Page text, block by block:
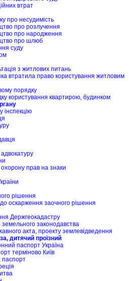
втрат
про несудимість
про розлучення
про народження
про шлюб
суду
з житлових питань
втратила право користування житловим
порядку
користування квартирою, будинком
інспекцію
прав на знаки
рішення
оскарження заочного рішення
Держгеокадастру
земельного законодавства
акта, проекту землевідведення
дитячий проїзний
паспорт Україна
терміново Київ
паспорт